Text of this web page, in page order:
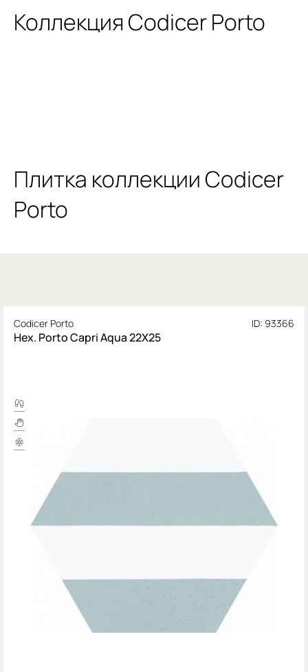
Коллекция Codicer Porto
Плитка коллекции Codicer
Porto
Codicer Porto ID: 93366
Hex. Porto Capri Aqua 22X25